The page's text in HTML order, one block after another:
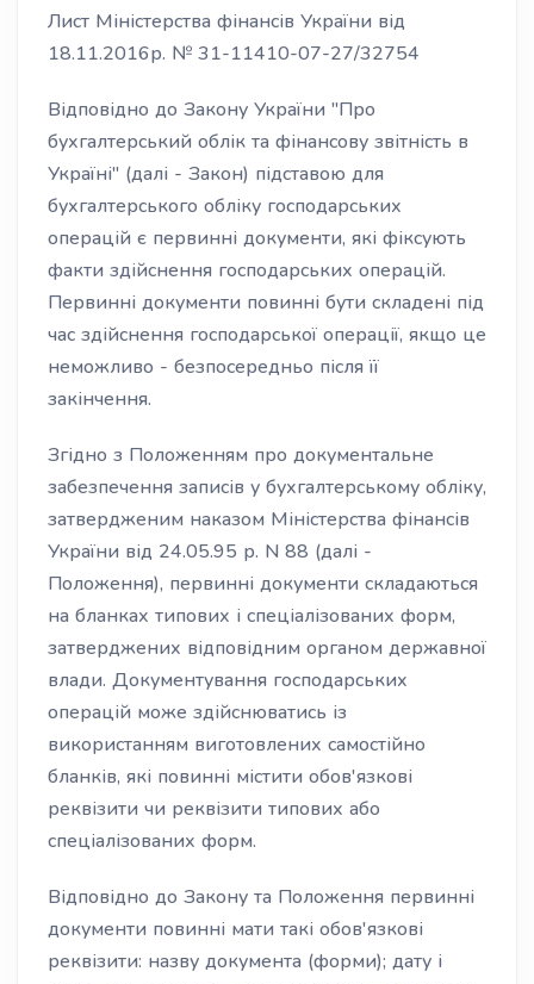
Лист Міністерства фінансів України від
18.11.2016р. № 31-11410-07-27/32754
Відповідно до Закону України "Про
бухгалтерський облік та фінансову звітність в
Україні" (далі - Закон) підставою для
бухгалтерського обліку господарських
операцій є первинні документи, які фіксують
факти здійснення господарських операцій.
Первинні документи повинні бути складені під
час здійснення господарської операції, якщо це
неможливо - безпосередньо після її
закінчення.
Згідно з Положенням про документальне
забезпечення записів у бухгалтерському обліку,
затвердженим наказом Міністерства фінансів
України від 24.05.95 р. N 88 (далі -
Положення), первинні документи складаються
на бланках типових і спеціалізованих форм,
затверджених відповідним органом державної
влади. Документування господарських
операцій може здійснюватись із
використанням виготовлених самостійно
бланків, які повинні містити обов'язкові
реквізити чи реквізити типових або
спеціалізованих форм.
Відповідно до Закону та Положення первинні
документи повинні мати такі обов'язкові
реквізити: назву документа (форми); дату і